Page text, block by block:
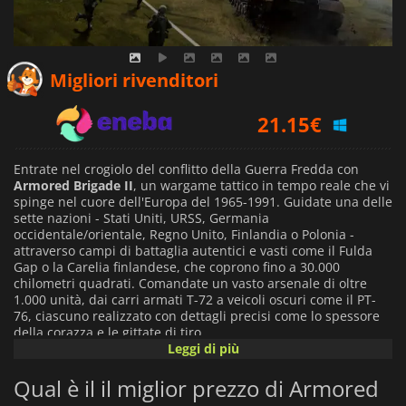
Migliori rivenditori
21.15€
23.64€
Entrate nel crogiolo del conflitto della Guerra Fredda con
Armored Brigade II, un wargame tattico in tempo reale che vi
spinge nel cuore dell'Europa del 1965-1991. Guidate una delle
sette nazioni - Stati Uniti, URSS, Germania
occidentale/orientale, Regno Unito, Finlandia o Polonia -
attraverso campi di battaglia autentici e vasti come il Fulda
Gap o la Carelia finlandese, che coprono fino a 30.000
chilometri quadrati. Comandate un vasto arsenale di oltre
1.000 unità, dai carri armati T-72 a veicoli oscuri come il PT-
76, ciascuno realizzato con dettagli precisi come lo spessore
della corazza e le gittate di tiro.
flessibile, che offre la possibilità di giocare in tempo reale o a
turni. Il meccanismo di comando, controllo e comunicazioni
Leggi di più
Qual è il il miglior prezzo di Armored